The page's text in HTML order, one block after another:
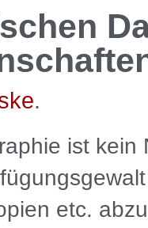
.
ist kein
etc.